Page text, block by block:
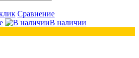
Сравнение
В наличии